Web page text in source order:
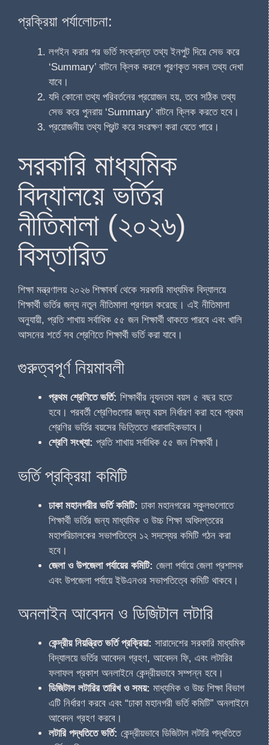
প্রক্রিয়া পর্যালোচনা:
লগইন করার পর ভর্তি সংক্রান্ত তথ্য ইনপুট দিয়ে সেভ করে
‘Summary’ বাটনে ক্লিক করলে পূরণকৃত সকল তথ্য দেখা
যাবে।
যদি কোনো তথ্য পরিবর্তনের প্রয়োজন হয়, তবে সঠিক তথ্য
সেভ করে পুনরায় ‘Summary’ বাটনে ক্লিক করতে হবে।
প্রয়োজনীয় তথ্য প্রিন্ট করে সংরক্ষণ করা যেতে পারে।
সরকারি মাধ্যমিক
বিদ্যালয়ে ভর্তির
নীতিমালা (২০২৬)
বিস্তারিত
শিক্ষা মন্ত্রণালয় ২০২৬ শিক্ষাবর্ষ থেকে সরকারি মাধ্যমিক বিদ্যালয়ে
শিক্ষার্থী ভর্তির জন্য নতুন নীতিমালা প্রণয়ন করেছে। এই নীতিমালা
অনুযায়ী, প্রতি শাখায় সর্বাধিক ৫৫ জন শিক্ষার্থী থাকতে পারবে এবং খালি
আসনের শর্তে সব শ্রেণিতে শিক্ষার্থী ভর্তি করা যাবে।
গুরুত্বপূর্ণ নিয়মাবলী
প্রথম শ্রেণিতে ভর্তি: শিক্ষার্থীর ন্যূনতম বয়স ৫ বছর হতে
হবে। পরবর্তী শ্রেণিগুলোর জন্য বয়স নির্ধারণ করা হবে প্রথম
শ্রেণির ভর্তির বয়সের ভিত্তিতে ধারাবাহিকভাবে।
শ্রেণি সংখ্যা: প্রতি শাখায় সর্বাধিক ৫৫ জন শিক্ষার্থী।
ভর্তি প্রক্রিয়া কমিটি
ঢাকা মহানগরীর ভর্তি কমিটি: ঢাকা মহানগরের স্কুলগুলোতে
শিক্ষার্থী ভর্তির জন্য মাধ্যমিক ও উচ্চ শিক্ষা অধিদপ্তরের
মহাপরিচালকের সভাপতিত্বে ১২ সদস্যের কমিটি গঠন করা
হবে।
জেলা ও উপজেলা পর্যায়ের কমিটি: জেলা পর্যায়ে জেলা প্রশাসক
এবং উপজেলা পর্যায়ে ইউএনওর সভাপতিত্বে কমিটি থাকবে।
অনলাইন আবেদন ও ডিজিটাল লটারি
কেন্দ্রীয় নিয়ন্ত্রিত ভর্তি প্রক্রিয়া: সারাদেশের সরকারি মাধ্যমিক
বিদ্যালয়ে ভর্তির আবেদন গ্রহণ, আবেদন ফি, এবং লটারির
ফলাফল প্রকাশ অনলাইনে কেন্দ্রীয়ভাবে সম্পন্ন হবে।
ডিজিটাল লটারির তারিখ ও সময়: মাধ্যমিক ও উচ্চ শিক্ষা বিভাগ
এটি নির্ধারণ করবে এবং “ঢাকা মহানগরী ভর্তি কমিটি” অনলাইনে
আবেদন গ্রহণ করবে।
লটারি পদ্ধতিতে ভর্তি: কেন্দ্রীয়ভাবে ডিজিটাল লটারি পদ্ধতিতে